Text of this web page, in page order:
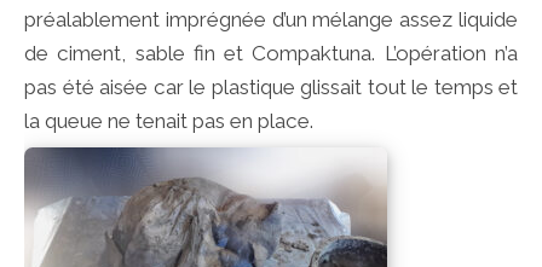
préalablement imprégnée d’un mélange assez liquide
de ciment, sable fin et Compaktuna. L’opération n’a
pas été aisée car le plastique glissait tout le temps et
la queue ne tenait pas en place.